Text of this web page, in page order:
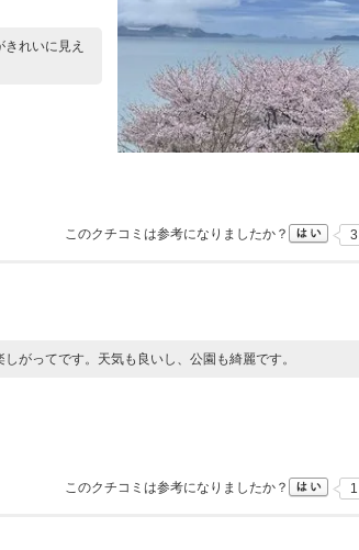
れいに見え
このクチコミは参考になりましたか？ 3
がってです。天気も良いし、公園も綺麗です。
このクチコミは参考になりましたか？ 1